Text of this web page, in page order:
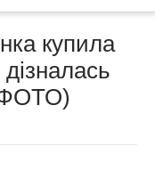
купила